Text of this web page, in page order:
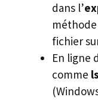
dans l’
fichier
En ligne
comme